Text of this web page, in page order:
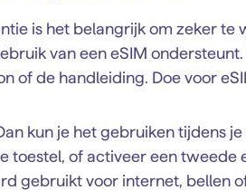
is het belangrijk om zeker te
van een eSIM
of de handleiding. Doe voor
kun je het gebruiken tijdens je
toestel, of activeer een tweede
gebruikt voor internet, bellen